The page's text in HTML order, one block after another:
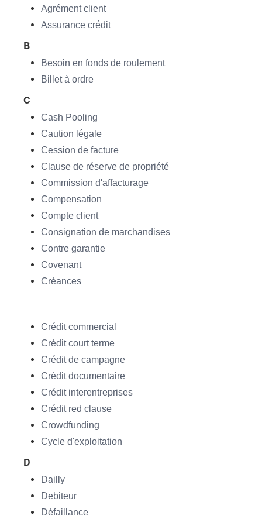
Agrément client
Assurance crédit
B
Besoin en fonds de roulement
Billet à ordre
C
Cash Pooling
Caution légale
Cession de facture
Clause de réserve de propriété
Commission d'affacturage
Compensation
Compte client
Consignation de marchandises
Contre garantie
Covenant
Créances
Crédit commercial
Crédit court terme
Crédit de campagne
Crédit documentaire
Crédit interentreprises
Crédit red clause
Crowdfunding
Cycle d'exploitation
D
Dailly
Debiteur
Défaillance